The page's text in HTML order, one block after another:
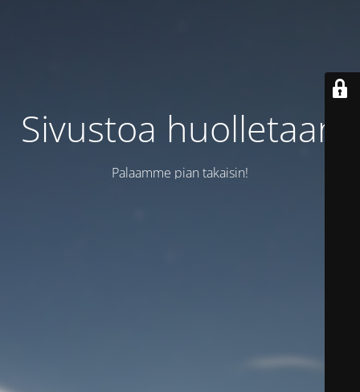
Sivustoa huolletaan
Palaamme pian takaisin!